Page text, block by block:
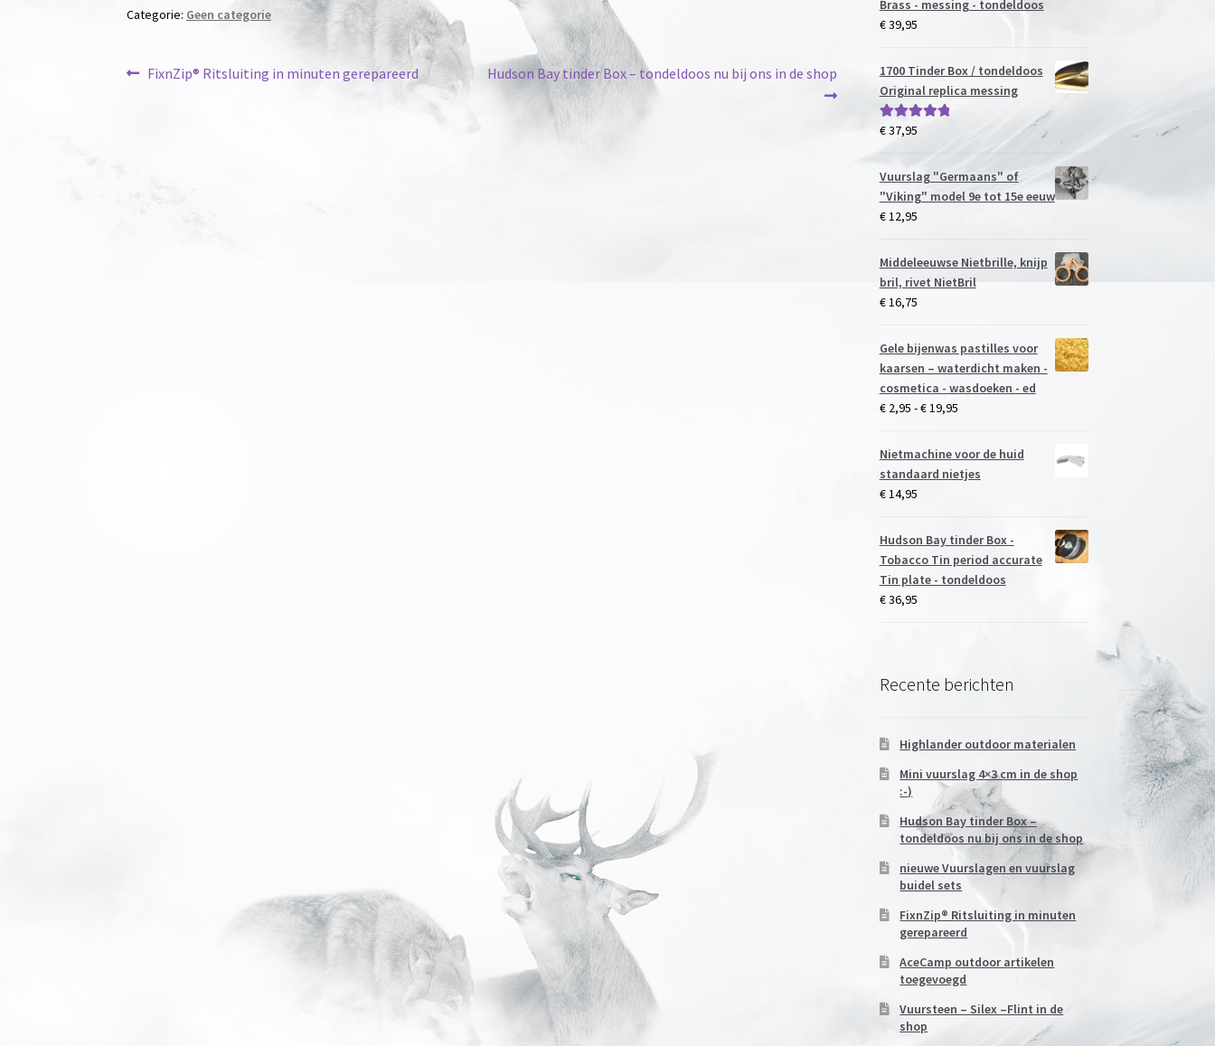
Categorie: Geen categorie
Bericht
Vorig
FixnZip® Ritsluiting in minuten gerepareerd
Volgend
Hudson Bay tinder Box – tondeldoos nu bij ons in de shop
Brass - messing - tondeldoos
€39,95
1700 Tinder Box / tondeldoos
Original replica messing
Gewaardeerd
€37,95
Vuurslag "Germaans" of
"Viking" model 9e tot 15e eeuw
€12,95
Middeleeuwse Nietbrille, knijp
bril, rivet NietBril
€16,75
Gele bijenwas pastilles voor
kaarsen – waterdicht maken -
cosmetica - wasdoeken - ed
€2,95 -€19,95Prijsklasse:
€ 19,95
Nietmachine voor de huid
standaard nietjes
€14,95
Hudson Bay tinder Box -
Tobacco Tin period accurate
Tin plate - tondeldoos
€36,95
Recente berichten
Highlander outdoor materialen
Mini vuurslag 4×3 cm in de shop
:-)
Hudson Bay tinder Box –
tondeldoos nu bij ons in de shop
nieuwe Vuurslagen en vuurslag
buidel sets
FixnZip® Ritsluiting in minuten
gerepareerd
AceCamp outdoor artikelen
toegevoegd
Vuursteen – Silex –Flint in de
shop